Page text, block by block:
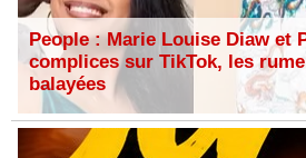
People : Marie Louise Diaw et
complices sur TikTok, les
balayées